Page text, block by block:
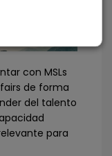
con MSLs
de forma
del talento
para